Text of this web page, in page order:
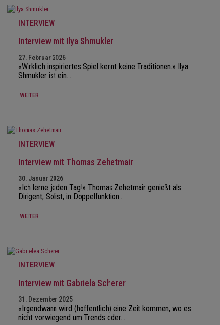
INTERVIEW
Interview mit Ilya Shmukler
27. Februar 2026
«Wirklich inspiriertes Spiel kennt keine Traditionen.» Ilya
Shmukler ist ein…
WEITER
INTERVIEW
Interview mit Thomas Zehetmair
30. Januar 2026
«Ich lerne jeden Tag!» Thomas Zehetmair genießt als
Dirigent, Solist, in Doppelfunktion…
WEITER
INTERVIEW
Interview mit Gabriela Scherer
31. Dezember 2025
«Irgendwann wird (hoffentlich) eine Zeit kommen, wo es
nicht vorwiegend um Trends oder…